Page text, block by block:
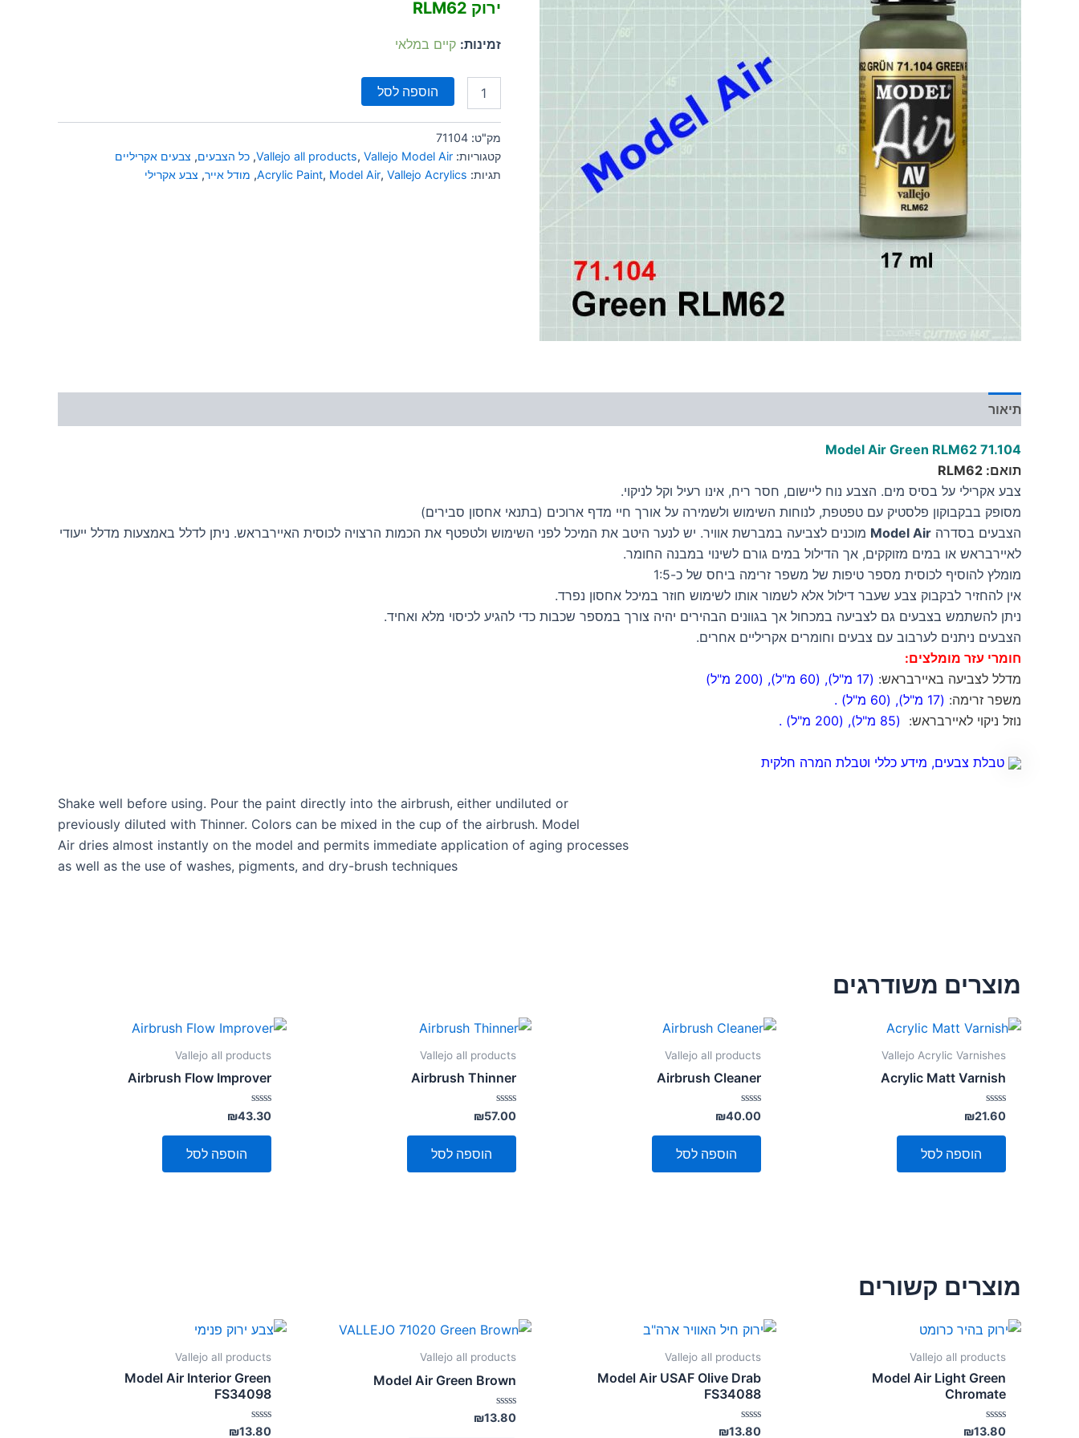
ירוק RLM62
זמינות: קיים במלאי
הוספה לסל
מק"ט: 71104
קטגוריות:
Vallejo all products, Vallejo Model Air
, כל הצבעים, צבעים אקריליים
תגיות:
Acrylic Paint, Model Air, Vallejo Acrylics
, מודל אייר, צבע אקרילי
תיאור
Model Air Green RLM62 71.104
תואם: RLM62
צבע אקרילי על בסיס מים. הצבע נוח ליישום, חסר ריח, אינו רעיל וקל לניקוי.
מסופק בבקבוקון פלסטיק עם טפטפת, לנוחות השימוש ולשמירה על אורך חיי מדף ארוכים (בתנאי אחסון סבירים)
הצבעים בסדרה Model Air מוכנים לצביעה במברשת אוויר. יש לנער היטב את המיכל לפני השימוש ולטפטף את הכמות הרצויה לכוסית האיירבראש. ניתן לדלל באמצעות מדלל ייעודי
לאיירבראש או במים מזוקקים, אך הדילול במים גורם לשינוי במבנה החומר.
מומלץ להוסיף לכוסית מספר טיפות של משפר זרימה ביחס של כ-1:5
אין להחזיר לבקבוק צבע שעבר דילול אלא לשמור אותו לשימוש חוזר במיכל אחסון נפרד.
ניתן להשתמש בצבעים גם לצביעה במכחול אך בגוונים הבהירים יהיה צורך במספר שכבות כדי להגיע לכיסוי מלא ואחיד.
הצבעים ניתנים לערבוב עם צבעים וחומרים אקריליים אחרים.
חומרי עזר מומלצים:
מדלל לצביעה באיירבראש: (17 מ"ל) , (60 מ"ל) , (200 מ"ל)
משפר זרימה: (17 מ"ל) , (60 מ"ל)
.
נוזל ניקוי לאיירבראש:
(85 מ"ל) , (200 מ"ל) .
טבלת צבעים, מידע כללי וטבלת המרה חלקית
Shake well before using. Pour the paint directly into the airbrush, either undiluted or
previously diluted with Thinner. Colors can be mixed in the cup of the airbrush. Model
Air dries almost instantly on the model and permits immediate application of aging processes
as well as the use of washes, pigments, and dry-brush techniques
מוצרים משודרגים
Vallejo Acrylic Varnishes
Acrylic Matt Varnish
דורג
0
מתוך
₪21.60
הוספה לסל
Vallejo all products
Airbrush Cleaner
דורג
0
מתוך
₪40.00
הוספה לסל
Vallejo all products
Airbrush Thinner
דורג
0
מתוך
₪57.00
הוספה לסל
Vallejo all products
Airbrush Flow Improver
דורג
0
מתוך
₪43.30
הוספה לסל
מוצרים קשורים
Vallejo all products
Model Air Light Green
Chromate
דורג
₪13.80
Vallejo all products
Model Air USAF Olive Drab
FS34088
דורג
₪13.80
Vallejo all products
Model Air Green Brown
דורג
0
₪13.80
Vallejo all products
Model Air Interior Green
FS34098
דורג
₪13.80